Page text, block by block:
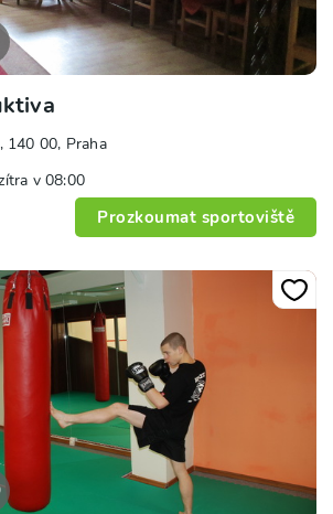
140 00, Praha
v 08:00
Prozkoumat sportoviště